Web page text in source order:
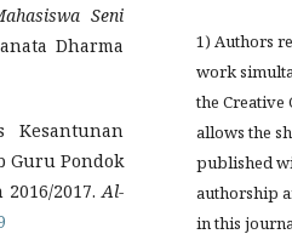
Seni
Dharma
Guru Pondok
2017. Al-
1) Authors
work
the
allows the
published
authorship
in this